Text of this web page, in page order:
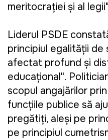
meritocrației și al
Liderul PSDE
principiul egalității de
afectat profund și
educațional".
scopul angajărilor
funcțiile publice să
pregătiți, aleși pe
pe principiul